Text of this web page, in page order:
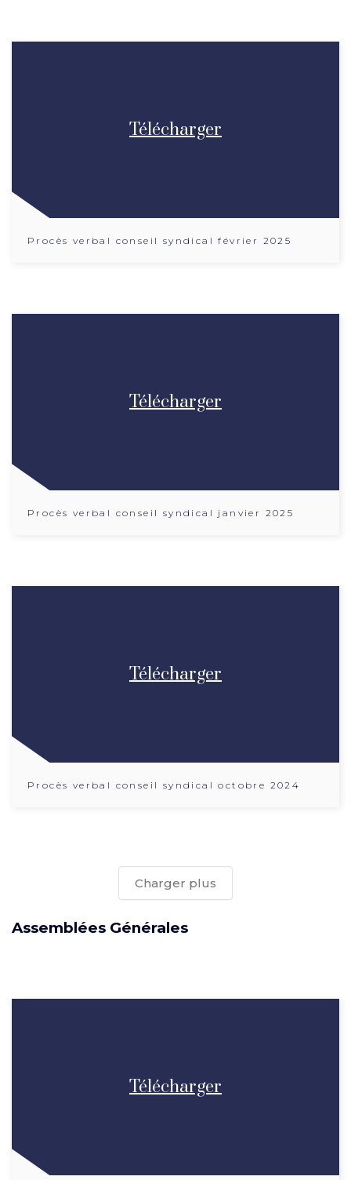
Télécharger
Procès verbal conseil syndical février 2025
Télécharger
Procès verbal conseil syndical janvier 2025
Télécharger
Procès verbal conseil syndical octobre 2024
Charger plus
Assemblées Générales
Télécharger